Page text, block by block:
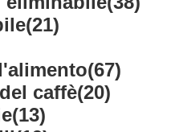
(21)
(67)
caffè(20)
(13)